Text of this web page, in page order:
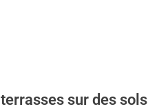
sur des sols